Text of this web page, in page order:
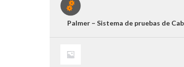
Palmer – Sistema de pruebas de